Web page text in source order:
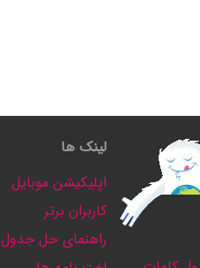
لینک ها
اپلیکیشن موبایل
کاربران برتر
راهنمای حل جدول